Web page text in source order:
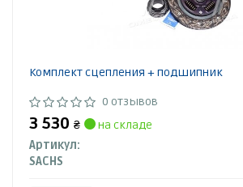
Комплект сцепления + подшипник
0 отзывов
3 530 ₴
на складе
Артикул:
SACHS